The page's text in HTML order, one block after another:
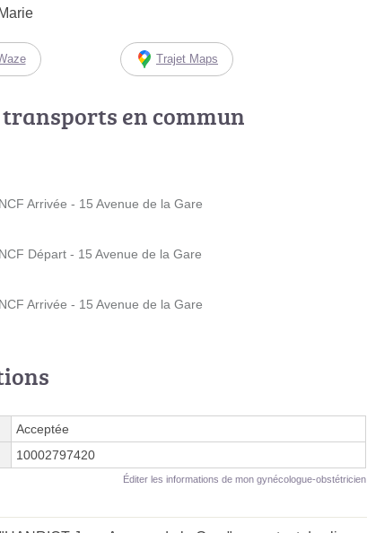
Trajet Maps
en commun
Arrivée - 15 Avenue de la Gare
Départ - 15 Avenue de la Gare
Arrivée - 15 Avenue de la Gare
Acceptée
10002797420
Éditer les informations de mon gynécologue-obstétricien